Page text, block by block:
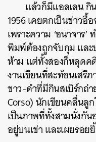
แล้วก็มีแอลเลน กิ
1956 เคยตกเป็นข่าวอื้
เพราะความ ‘อนาจาร
พิมพ์ต้องถูกจับกุม และ
ห้าม แต่ทั้งสองก็หลุดค
งานเขียนที่สะท้อนเสรี
ขาว-ดำที่มีกินสเบิร์กถ่
Corso) นักเขียนคลื่นลู
เป็นภาพที่ทั้งสามนั่งกั
อยู่บนเข่า และเผยรอย